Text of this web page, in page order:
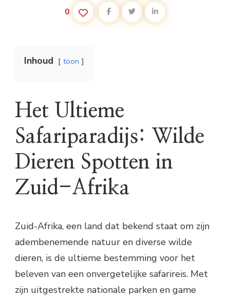
0
Inhoud toon
Het Ultieme
Safariparadijs: Wilde
Dieren Spotten in
Zuid-Afrika
Zuid-Afrika, een land dat bekend staat om zijn
adembenemende natuur en diverse wilde
dieren, is de ultieme bestemming voor het
beleven van een onvergetelijke safarireis. Met
zijn uitgestrekte nationale parken en game